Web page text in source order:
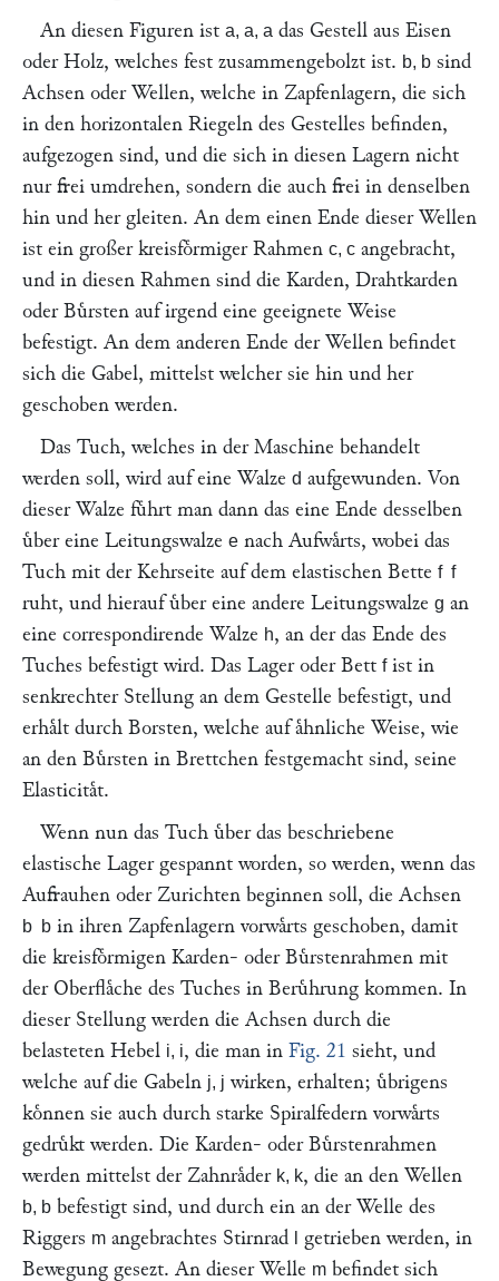
An diesen Figuren ist a, a, a das Gestell aus Eisen
oder Holz, welches fest zusammengebolzt ist. b, b sind
Achsen oder Wellen, welche in Zapfenlagern, die sich
in den horizontalen Riegeln des Gestelles befinden,
aufgezogen sind, und die sich in diesen Lagern nicht
nur frei umdrehen, sondern die auch frei in denselben
hin und her gleiten. An dem einen Ende dieser Wellen
ist ein großer kreisfoͤrmiger Rahmen c, c angebracht,
und in diesen Rahmen sind die Karden, Drahtkarden
oder Buͤrsten auf irgend eine geeignete Weise
befestigt. An dem anderen Ende der Wellen befindet
sich die Gabel, mittelst welcher sie hin und her
geschoben werden.
Das Tuch, welches in der Maschine behandelt
werden soll, wird auf eine Walze d aufgewunden. Von
dieser Walze fuͤhrt man dann das eine Ende desselben
uͤber eine Leitungswalze e nach Aufwaͤrts, wobei das
Tuch mit der Kehrseite auf dem elastischen Bette f f
ruht, und hierauf uͤber eine andere Leitungswalze g an
eine correspondirende Walze h, an der das Ende des
Tuches befestigt wird. Das Lager oder Bett fist in
senkrechter Stellung an dem Gestelle befestigt, und
erhaͤlt durch Borsten, welche auf aͤhnliche Weise, wie
an den Buͤrsten in Brettchen festgemacht sind, seine
Elasticitaͤt.
Wenn nun das Tuch uͤber das beschriebene
elastische Lager gespannt worden, so werden, wenn das
Aufrauhen oder Zurichten beginnen soll, die Achsen
b bin ihren Zapfenlagern vorwaͤrts geschoben, damit
die kreisfoͤrmigen Karden- oder Buͤrstenrahmen mit
der Oberflaͤche des Tuches in Beruͤhrung kommen. In
dieser Stellung werden die Achsen durch die
belasteten Hebel i, i, die man in Fig. 21 sieht, und
welche auf die Gabeln j, j wirken, erhalten; uͤbrigens
koͤnnen sie auch durch starke Spiralfedern vorwaͤrts
gedruͤkt werden. Die Karden- oder Buͤrstenrahmen
werden mittelst der Zahnraͤder k, k, die an den Wellen
b, b befestigt sind, und durch ein an der Welle des
Riggers m angebrachtes Stirnrad
getrieben werden, in
Bewegung gesezt. An dieser Welle m befindet sich